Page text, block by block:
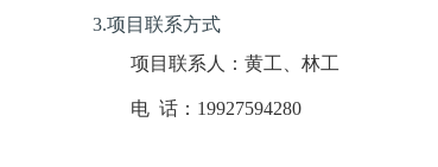
3.项目联系方式
项目联系人：黄工、林工
电 话： 19927594280